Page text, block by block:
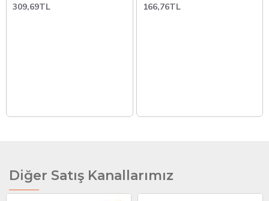
309,69TL 166,76TL
Diğer Satış Kanallarımız